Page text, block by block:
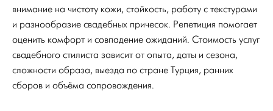
внимание на чистоту кожи, стойкость, работу с текстурами
и разнообразие свадебных причесок. Репетиция помогает
оценить комфорт и совпадение ожиданий. Стоимость услуг
свадебного стилиста зависит от опыта, даты и сезона,
сложности образа, выезда по стране Турция, ранних
сборов и объёма сопровождения.